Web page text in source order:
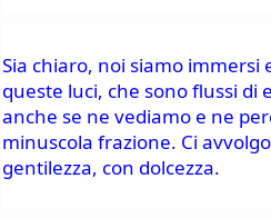
Sia chiaro, noi siamo immersi
queste luci, che sono flussi di
anche se ne vediamo e ne
minuscola frazione. Ci
gentilezza, con dolcezza.